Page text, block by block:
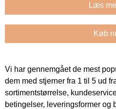
Læs
Køb
Vi har gennemgået de mest
dem med stjerner fra 1 til 5 ud
sortimentstørrelse,
betingelser, leveringsformer og